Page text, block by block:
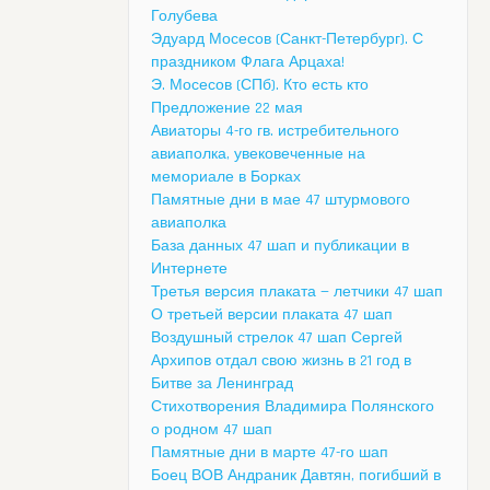
Голубева
Эдуард Мосесов (Санкт-Петербург). С
праздником Флага Арцаха!
Э. Мосесов (СПб). Кто есть кто
Предложение 22 мая
Авиаторы 4-го гв. истребительного
авиаполка, увековеченные на
мемориале в Борках
Памятные дни в мае 47 штурмового
авиаполка
База данных 47 шап и публикации в
Интернете
Третья версия плаката — летчики 47 шап
О третьей версии плаката 47 шап
Воздушный стрелок 47 шап Сергей
Архипов отдал свою жизнь в 21 год в
Битве за Ленинград
Стихотворения Владимира Полянского
о родном 47 шап
Памятные дни в марте 47-го шап
Боец ВОВ Андраник Давтян, погибший в